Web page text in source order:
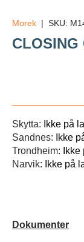
Morek | SKU:
CLOSING
Skytta:
Ikke på
Sandnes:
Ikke
Trondheim:
Narvik:
Ikke på
Dokumenter